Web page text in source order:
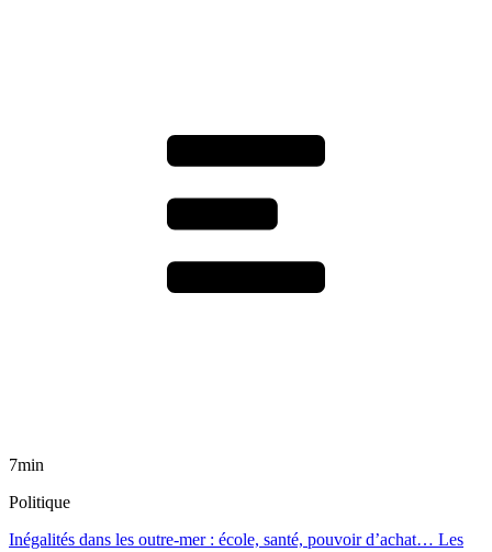
7min
Politique
Inégalités dans les outre-mer : école, santé, pouvoir d’achat… Les